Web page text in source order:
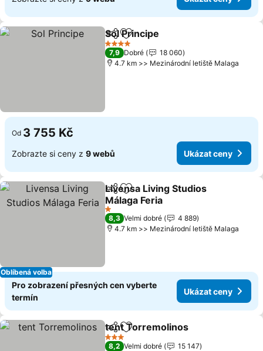
SdíletPřidat na seznam oblíbených
Sol Principe
4 Počet hvězdiček
7,9 Dobré
18 060
4.7 km >> Mezinárodní letiště Malaga
Od 3 755 Kč
Zobrazte si ceny z 9 webů Ukázat ceny
Oblíbená volba
SdíletPřidat na seznam oblíbených
Livensa Living Studios
Málaga Feria
1 Počet hvězdiček
8,3 Velmi dobré
4 889
4.7 km >> Mezinárodní letiště Malaga
Pro zobrazení přesných cen vyberte
termín
Ukázat ceny
SdíletPřidat na seznam oblíbených
tent Torremolinos
3 Počet hvězdiček
8,2 Velmi dobré
15 147